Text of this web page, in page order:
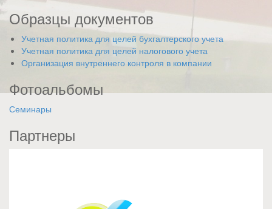
Образцы документов
Учетная политика для целей бухгалтерского учета
Учетная политика для целей налогового учета
Организация внутреннего контроля в компании
Фотоальбомы
Семинары
Партнеры